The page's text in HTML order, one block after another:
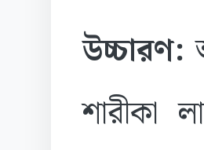
উচ্চারণ:
শারীকা